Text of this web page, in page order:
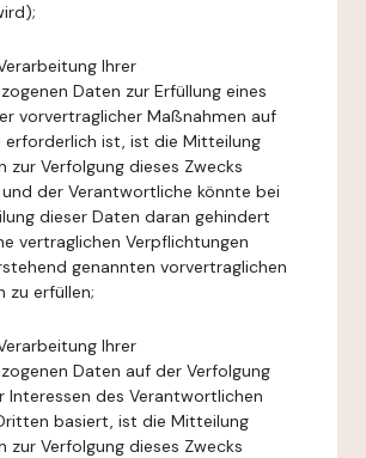
Ihrer
Daten zur Erfüllung eines
vorvertraglicher Maßnahmen auf
erforderlich ist, ist die Mitteilung
zur Verfolgung dieses Zwecks
der Verantwortliche könnte bei
dieser Daten daran gehindert
vertraglichen Verpflichtungen
genannten vorvertraglichen
zu erfüllen;
Ihrer
Daten auf der Verfolgung
Interessen des Verantwortlichen
basiert, ist die Mitteilung
zur Verfolgung dieses Zwecks